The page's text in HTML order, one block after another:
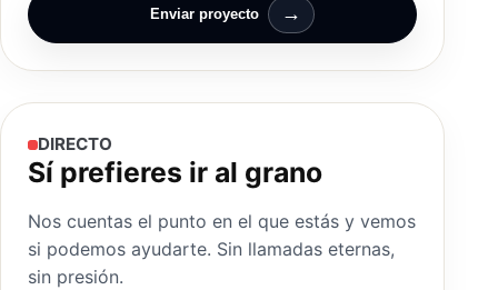
Enviar proyecto →
DIRECTO
Sí prefieres ir al grano
Nos cuentas el punto en el que estás y vemos
si podemos ayudarte. Sin llamadas eternas,
sin presión.